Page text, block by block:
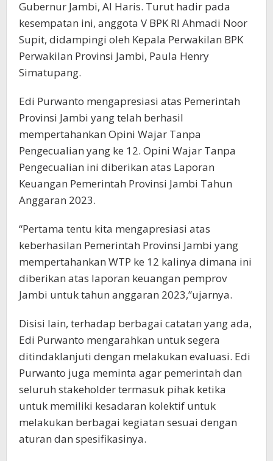
Gubernur Jambi, Al Haris. Turut hadir pada
kesempatan ini, anggota V BPK RI Ahmadi Noor
Supit, didampingi oleh Kepala Perwakilan BPK
Perwakilan Provinsi Jambi, Paula Henry
Simatupang.
Edi Purwanto mengapresiasi atas Pemerintah
Provinsi Jambi yang telah berhasil
mempertahankan Opini Wajar Tanpa
Pengecualian yang ke 12. Opini Wajar Tanpa
Pengecualian ini diberikan atas Laporan
Keuangan Pemerintah Provinsi Jambi Tahun
Anggaran 2023.
“Pertama tentu kita mengapresiasi atas
keberhasilan Pemerintah Provinsi Jambi yang
mempertahankan WTP ke 12 kalinya dimana ini
diberikan atas laporan keuangan pemprov
Jambi untuk tahun anggaran 2023,”ujarnya.
Disisi lain, terhadap berbagai catatan yang ada,
Edi Purwanto mengarahkan untuk segera
ditindaklanjuti dengan melakukan evaluasi. Edi
Purwanto juga meminta agar pemerintah dan
seluruh stakeholder termasuk pihak ketika
untuk memiliki kesadaran kolektif untuk
melakukan berbagai kegiatan sesuai dengan
aturan dan spesifikasinya.